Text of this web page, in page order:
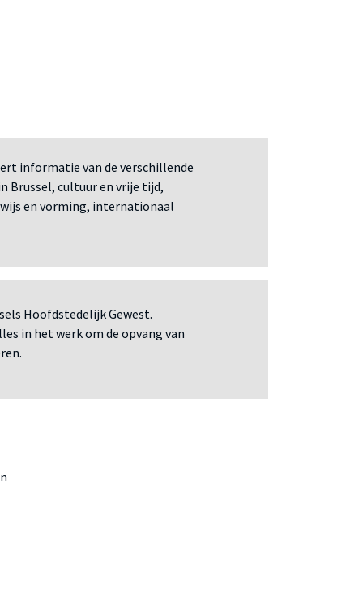
informatie van de verschillende
Brussel, cultuur en vrije tijd,
en vorming, internationaal
Hoofdstedelijk Gewest.
in het werk om de opvang van